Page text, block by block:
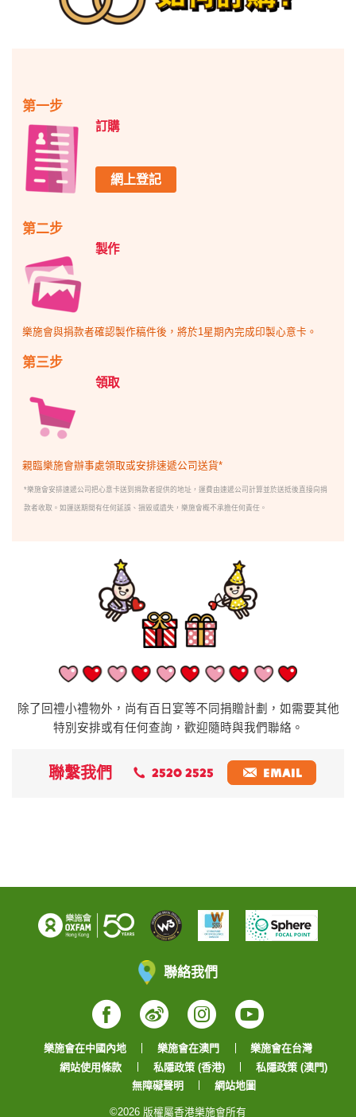
第一步
訂購
網上登記
第二步
製作
樂施會與捐款者確認製作稿件後，將於1星期內完成印製心意卡。
第三步
領取
親臨樂施會辦事處領取或安排速遞公司送貨*
*樂施會安排速遞公司把心意卡送到捐款者提供的地址，運費由速遞公司計算並於送抵後直接向捐
款者收取。如運送期間有任何延誤、損毀或遺失，樂施會概不承擔任何責任。
除了回禮小禮物外，尚有百日宴等不同捐贈計劃，如需要其他
特別安排或有任何查詢，歡迎隨時與我們聯絡。
聯繫我們 2520 2525 EMAIL
聯絡我們
Facebook
WeiboInstagram
YouTube
樂施會在中國內地 樂施會在澳門
樂施會在台灣
網站使用條款
私隱政策 (香港)
私隱政策 (澳門)
無障礙聲明
網站地圖
©2026 版權屬香港樂施會所有